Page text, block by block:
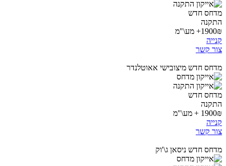
מדחס חדש
התקנה
1900₪+ מע\"מ
קנייה
צור קשר
מדחס חדש מיצובישי אאוטלנדר
מדחס חדש
התקנה
1900₪ + מע\"מ
קנייה
צור קשר
מדחס חדש ניסאן ג\'וק